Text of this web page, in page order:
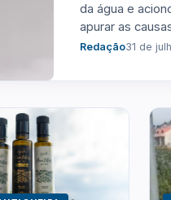
da água e
apurar as
Redação31 de